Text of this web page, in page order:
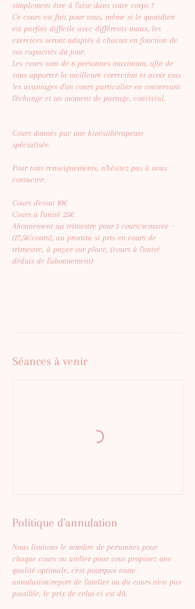
simplement être à l'aise dans votre corps ?
Ce cours est fait pour vous, même si le quotidien
est parfois difficile avec différents maux, les
exercices seront adaptés à chacun en fonction de
vos capacités du jour.
Les cours sont de 6 personnes maximum, afin de
vous apporter la meilleure correction et avoir tous
les avantages d'un cours particulier en conservant
l'échange et un moment de partage, convivial.
Cours donnés par une kinésithérapeute
spécialisée.
Pour tous renseignements, n'hésitez pas à nous
contacter.
Cours d'essai 10€
Cours à l'unité 25€
Abonnement au trimestre pour 1 cours/semaine -
(17,5€/cours), au prorata si pris en cours de
trimestre, à payer sur place, (cours à l'unité
déduis de l'abonnement)
Séances à venir
Politique d'annulation
Nous limitons le nombre de personnes pour
chaque cours ou atelier pour vous proposez une
qualité optimale, c'est pourquoi toute
annulation/report de l'atelier ou du cours n'est pas
possible, le prix de celui-ci est dû.